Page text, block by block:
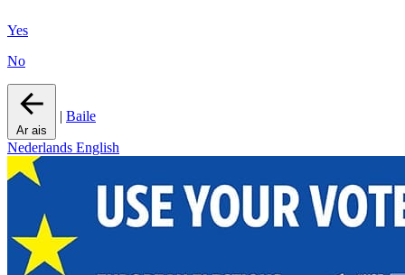
Yes
No
Ar ais
| Baile
Nederlands English